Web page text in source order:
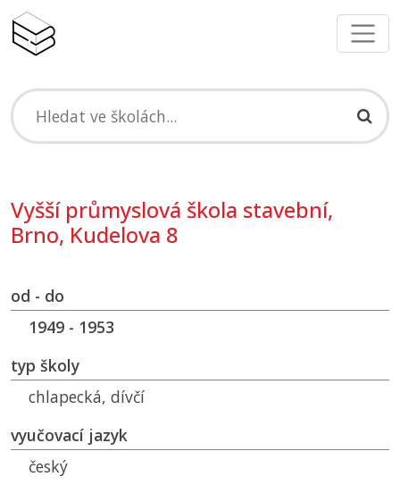
Vyšší průmyslová škola stavební,
Brno, Kudelova 8
od - do
1949 - 1953
typ školy
chlapecká, dívčí
vyučovací jazyk
český